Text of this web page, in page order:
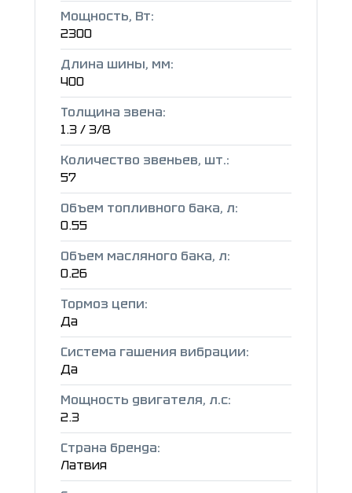
Мощность, Вт:
2300
Длина шины, мм:
400
Толщина звена:
1.3 / 3/8
Количество звеньев, шт.:
57
Объем топливного бака, л:
0.55
Объем масляного бака, л:
0.26
Тормоз цепи:
Да
Система гашения вибрации:
Да
Мощность двигателя, л.с:
2.3
Страна бренда:
Латвия